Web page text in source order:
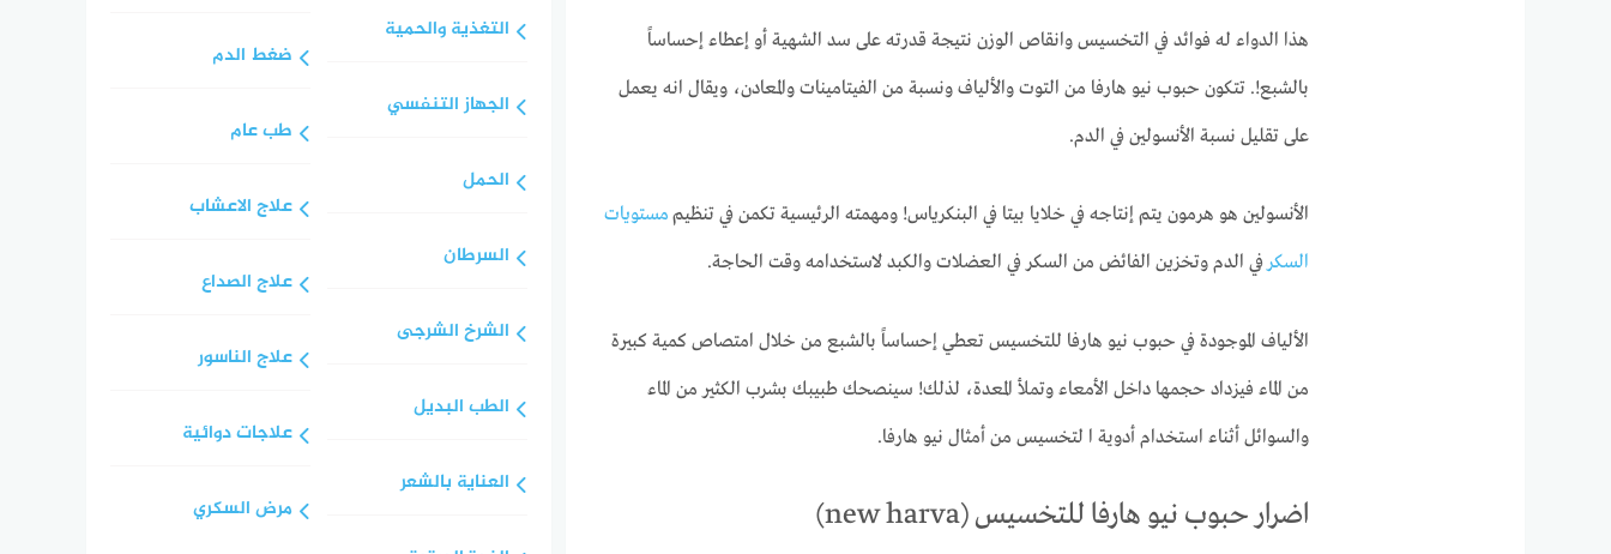
هذا الدواء له فوائد في التخسيس وانقاص الوزن نتيجة قدرته على سد الشهية أو إعطاء إحساساً
بالشبع!. تتكون حبوب نيو هارفا من التوت والألياف ونسبة من الفيتامينات والمعادن، ويقال انه يعمل
على تقليل نسبة الأنسولين في الدم.
الأنسولين هو هرمون يتم إنتاجه في خلايا بيتا في البنكرياس! ومهمته الرئيسية تكمن في تنظيم مستويات
السكرفي الدم وتخزين الفائض من السكر في العضلات والكبد لاستخدامه وقت الحاجة.
الألياف الموجودة في حبوب نيو هارفا للتخسيس تعطي إحساساً بالشبع من خلال امتصاص كمية كبيرة
من الماء فيزداد حجمها داخل الأمعاء وتملأ المعدة، لذلك! سينصحك طبيبك بشرب الكثير من الماء
والسوائل أثناء استخدام أدوية ا لتخسيس من أمثال نيو هارفا.
اضرار حبوب نيو هارفا للتخسيس (new harva)
التغذية والحمية
الجهاز التنفسي
الحمل
السرطان
الشرخ الشرجى
الطب البديل
العناية بالشعر
ضغط الدم
طب عام
علاج الاعشاب
علاج الصداع
علاج الناسور
علاجات دوائية
مرض السكري